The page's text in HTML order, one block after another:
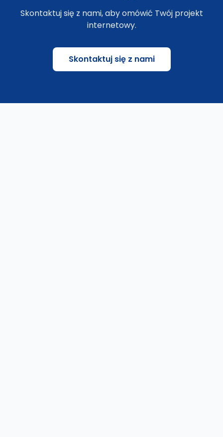
Skontaktuj się z nami, aby omówić Twój projekt
internetowy.
Skontaktuj się z nami